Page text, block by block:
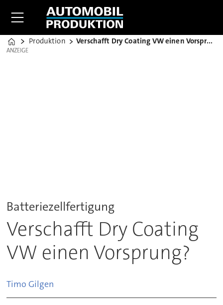
Home
Produktion Verschafft Dry Coating VW einen Vorsprung?
ANZEIGE
ANZEIGE
Batteriezellfertigung
Verschafft Dry Coating
VW einen Vorsprung?
Timo Gilgen